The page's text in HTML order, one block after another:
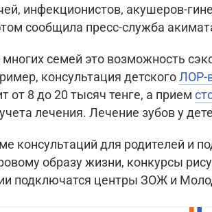
инфекционистов, акушеров-
сообщила пресс-служба
семей это возможность
консультация детскогоЛОР-
от 8 до 20 тысяч тенге, а прием
лечения. Лечение зубов у
консультаций для родителей и
образу жизни, конкурсы
подключатся центры ЗОЖ и